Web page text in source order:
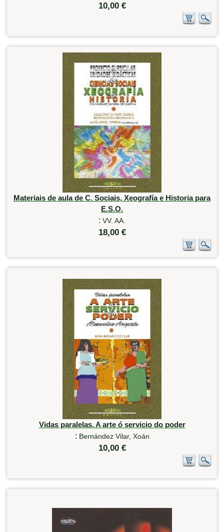
10,00 €
Materiais de aula de C. Sociais, Xeografía e Historia para
E.S.O.
: VV. AA.
18,00 €
Vidas paralelas. A arte ó servicio do poder
: Bernández Vilar, Xoán
10,00 €